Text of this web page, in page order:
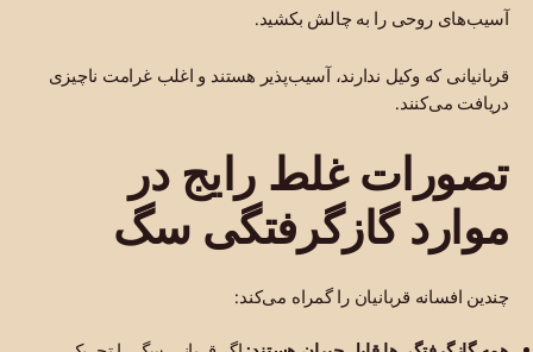
آسیب‌های روحی را به چالش بکشید.
قربانیانی که وکیل ندارند، آسیب‌پذیر هستند و اغلب غرامت ناچیزی
دریافت می‌کنند.
تصورات غلط رایج در
موارد گازگرفتگی سگ
چندین افسانه قربانیان را گمراه می‌کند: